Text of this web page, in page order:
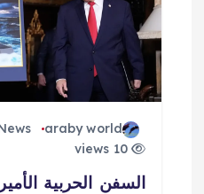
araby world
10 views
السفن الحربية